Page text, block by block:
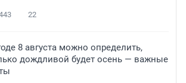
22
8 августа можно определить,
дождливой будет осень — важные